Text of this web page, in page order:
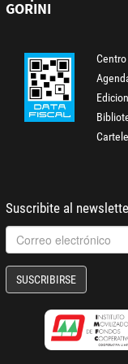
GORINI
Centro
Suscribite al
SUSCRIBIRSE